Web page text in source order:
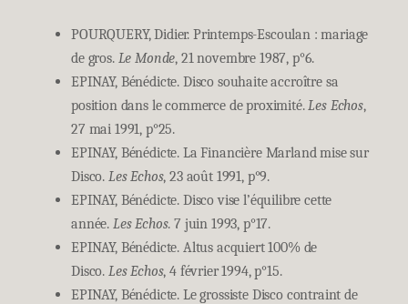
POURQUERY, Didier. Printemps-Escoulan : mariage
de gros. Le Monde, 21 novembre 1987, p°6.
EPINAY, Bénédicte. Disco souhaite accroître sa
position dans le commerce de proximité. Les Echos,
27 mai 1991, p°25.
EPINAY, Bénédicte. La Financière Marland mise sur
Disco. Les Echos, 23 août 1991, p°9.
EPINAY, Bénédicte. Disco vise l’équilibre cette
année. Les Echos. 7 juin 1993, p°17.
EPINAY, Bénédicte. Altus acquiert 100% de
Disco. Les Echos, 4 février 1994, p°15.
EPINAY, Bénédicte. Le grossiste Disco contraint de